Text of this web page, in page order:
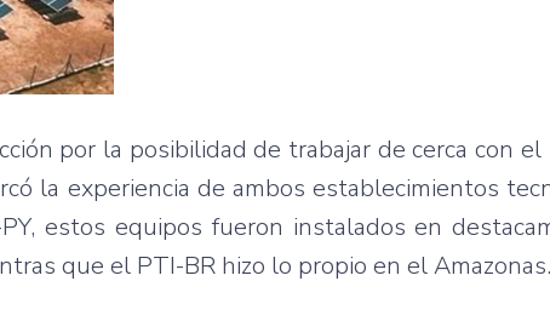
por la posibilidad de trabajar de cerca con
la experiencia de ambos establecimientos
estos equipos fueron instalados en
que el PTI-BR hizo lo propio en el Amazonas.